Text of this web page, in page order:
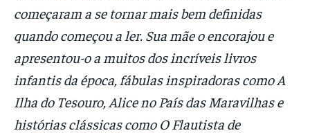
começaram a se tornar mais bem definidas
quando começou a ler. Sua mãe o encorajou e
apresentou-o a muitos dos incríveis livros
infantis da época, fábulas inspiradoras como A
Ilha do Tesouro, Alice no País das Maravilhas e
histórias clássicas como O Flautista de